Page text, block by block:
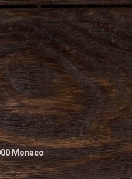
Monaco